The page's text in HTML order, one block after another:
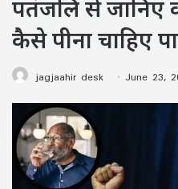
पतंजलि से जानिए
कैसे पीना चाहिए
jagjaahir desk June 23,